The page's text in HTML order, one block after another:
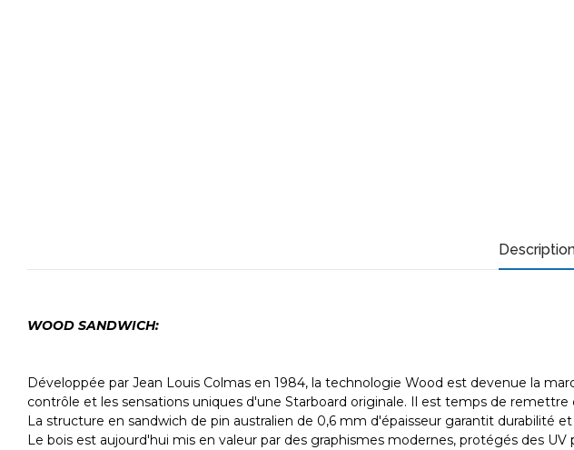
WOOD SANDWICH:
Développée par Jean Louis Colmas en 1984, la technologie Wood est devenue la
contrôle et les sensations uniques d'une Starboard originale. Il est temps de
La structure en sandwich de pin australien de 0,6 mm d'épaisseur garantit durabilité
Le bois est aujourd'hui mis en valeur par des graphismes modernes, protégés des